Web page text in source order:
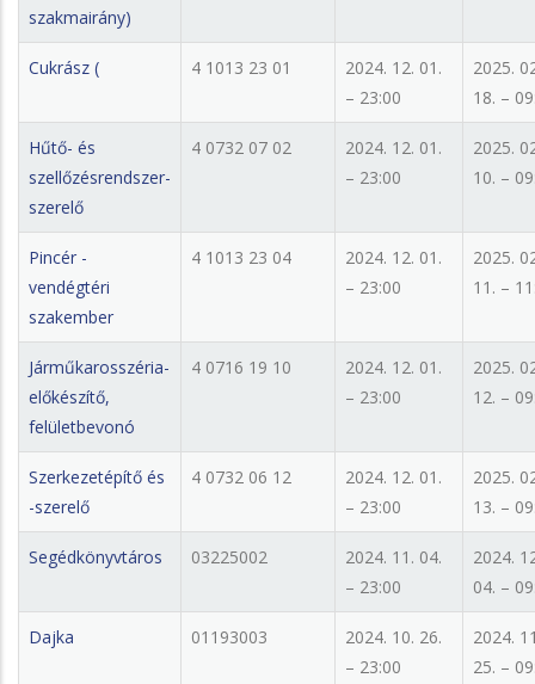
szakmairány)
Cukrász ( 4 1013 23 01
2024. 12. 01.
– 23:00
2025.
18. –
Hűtő- és
szellőzésrendszer-
szerelő
4 0732 07 02
2024. 12. 01.
– 23:00
2025.
10. –
Pincér -
vendégtéri
szakember
4 1013 23 04
2024. 12. 01.
– 23:00
2025.
11. –
Járműkarosszéria-
előkészítő,
felületbevonó
4 0716 19 10
2024. 12. 01.
– 23:00
2025.
12. –
Szerkezetépítő és
-szerelő
4 0732 06 12
2024. 12. 01.
– 23:00
2025.
13. –
Segédkönyvtáros 03225002
2024. 11. 04.
– 23:00
2024.
04. –
Dajka 01193003
2024. 10. 26.
– 23:00
2024.
25. –